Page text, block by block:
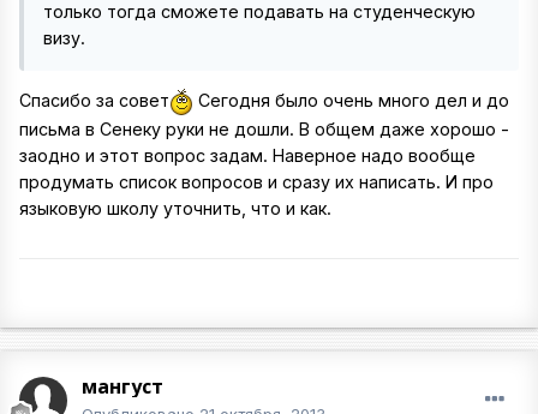
только тогда сможете подавать на студенческую
визу.
Спасибо за совет
Сегодня было очень много дел и до
письма в Сенеку руки не дошли. В общем даже хорошо -
заодно и этот вопрос задам. Наверное надо вообще
продумать список вопросов и сразу их написать. И про
языковую школу уточнить, что и как.
мангуст